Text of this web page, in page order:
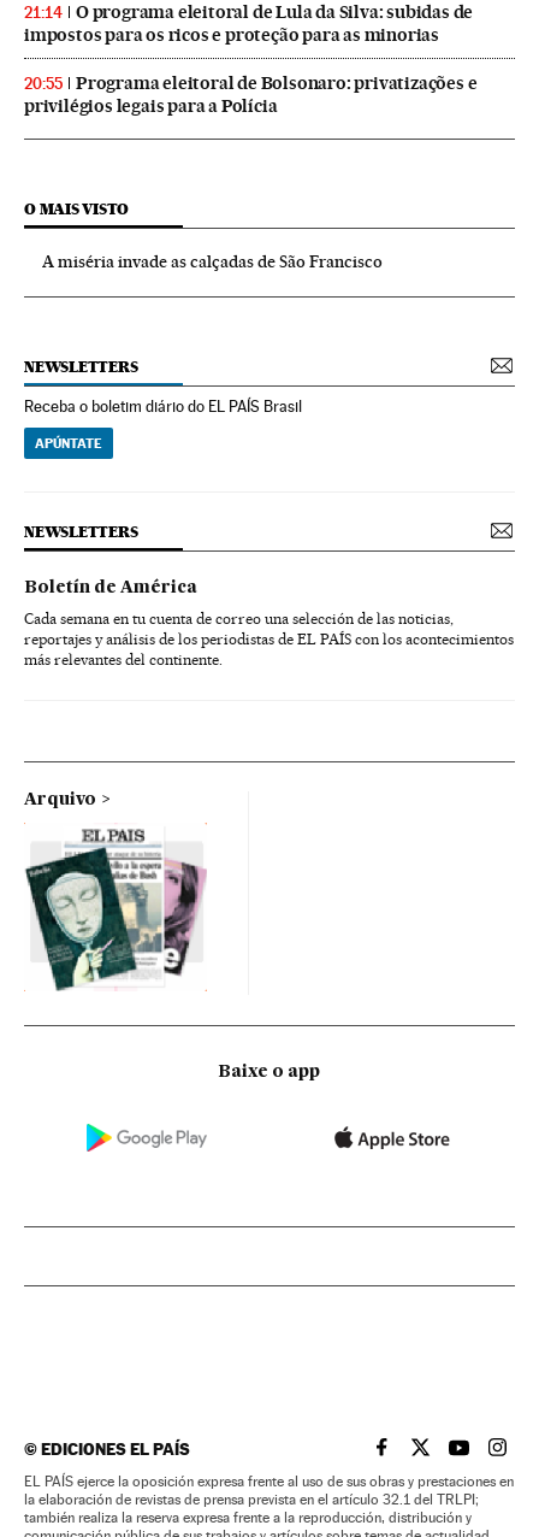
21:14
O programa eleitoral de Lula da Silva: subidas de
impostos para os ricos e proteção para as minorias
20:55
Programa eleitoral de Bolsonaro: privatizações e
privilégios legais para a Polícia
O MAIS VISTO
A miséria invade as calçadas de São Francisco
NEWSLETTERS
Receba o boletim diário do EL PAÍS Brasil
APÚNTATE
NEWSLETTERS
Boletín de América
Cada semana en tu cuenta de correo una selección de las noticias,
reportajes y análisis de los periodistas de EL PAÍS con los acontecimientos
más relevantes del continente.
Arquivo
Baixe o app
©EDICIONES EL PAÍS EL PAÍS BRASIL EN
EL PAÍSEL PAÍS
EL
EL PAÍS ejerce la oposición expresa frente al uso de sus obras y prestaciones en
la elaboración de revistas de prensa prevista en el artículo 32.1 del TRLPI;
también realiza la reserva expresa frente a la reproducción, distribución y